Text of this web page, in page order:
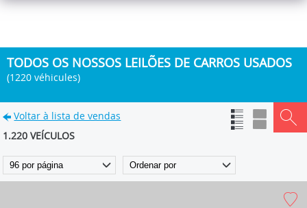
TODOS OS NOSSOS LEILÕES DE CARROS USADOS
(1220 véhicules)
Voltar à lista de vendas
1.220 VEÍCULOS